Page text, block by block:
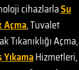
cihazlarlaSu
Açma, Tuvalet
Tıkanıklığı Açma,
YıkamaHizmetleri,